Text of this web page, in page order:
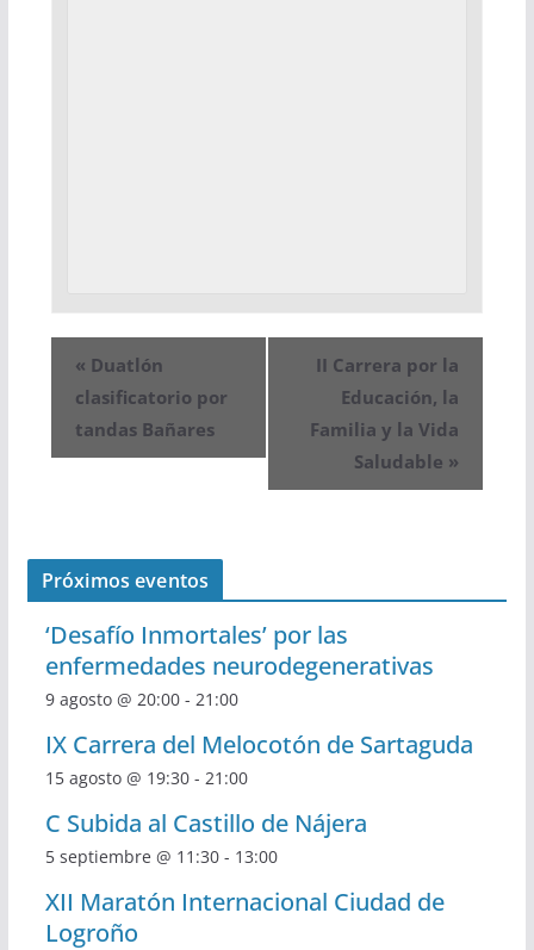
« Duatlón
clasificatorio por
tandas Bañares
II Carrera por la
Educación, la
Familia y la Vida
Saludable »
Próximos eventos
‘Desafío Inmortales’ por las
enfermedades neurodegenerativas
9 agosto @ 20:00- 21:00
IX Carrera del Melocotón de Sartaguda
15 agosto @ 19:30- 21:00
C Subida al Castillo de Nájera
5 septiembre @ 11:30- 13:00
XII Maratón Internacional Ciudad de
Logroño